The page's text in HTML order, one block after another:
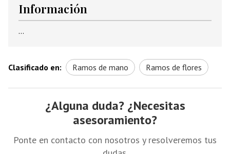
Información
...
Clasificado en: Ramos de mano Ramos de flores
¿Alguna duda? ¿Necesitas
asesoramiento?
Ponte en contacto con nosotros y resolveremos tus